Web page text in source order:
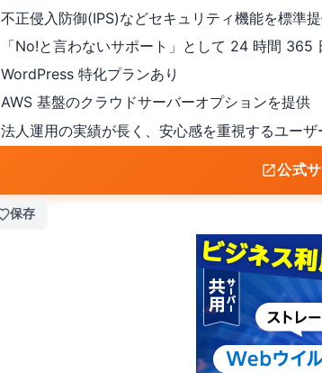
不正侵入防御(IPS)などセキュリティ機能を標準
「No!と言わないサポート」として 24 時間 365
WordPress 特化プランあり
AWS 基盤のクラウドサーバーオプションを提供
法人運用の実績が長く、安心感を重視するユーザ
公式
保存